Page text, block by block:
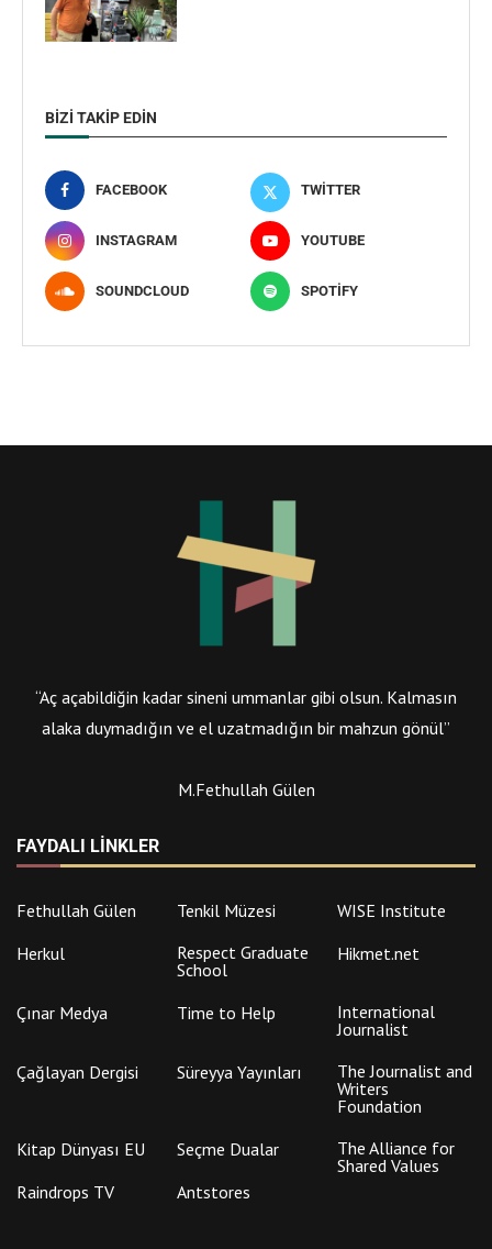
BIZI TAKIP EDIN
FACEBOOK TWITTER
INSTAGRAM YOUTUBE
SOUNDCLOUD SPOTIFY
“Aç açabildiğin kadar sineni ummanlar gibi olsun. Kalmasın
alaka duymadığın ve el uzatmadığın bir mahzun gönül”
M.Fethullah Gülen
FAYDALI LINKLER
Fethullah Gülen Tenkil Müzesi
WISE Institute
Herkul
Respect Graduate
School
Hikmet.net
Çınar Medya Time to Help
International
Journalist
Çağlayan Dergisi
Süreyya Yayınları
The Journalist and
Writers
Foundation
Kitap Dünyası EU
Seçme Dualar
The Alliance for
Shared Values
Raindrops TV
Antstores